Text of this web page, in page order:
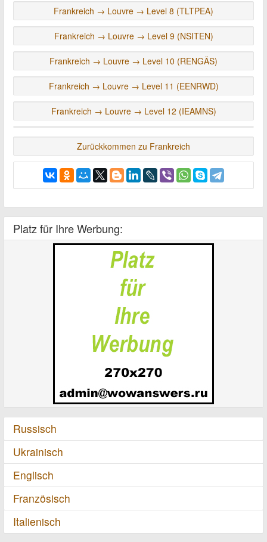
Frankreich → Louvre → Level 8 (TLTPEA)
Frankreich → Louvre → Level 9 (NSITEN)
Frankreich → Louvre → Level 10 (RENGÄS)
Frankreich → Louvre → Level 11 (EENRWD)
Frankreich → Louvre → Level 12 (IEAMNS)
Zurückkommen zu Frankreich
Platz für Ihre Werbung:
Russisch
Ukrainisch
Englisch
Französisch
Italienisch